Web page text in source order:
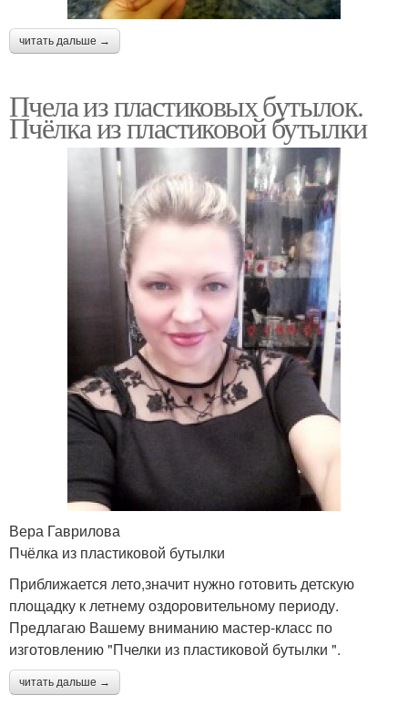
читать дальше →
Пчела из пластиковых бутылок.
Пчёлка из пластиковой бутылки
Вера Гаврилова
Пчёлка из пластиковой бутылки
Приближается лето,значит нужно готовить детскую
площадку к летнему оздоровительному периоду.
Предлагаю Вашему вниманию мастер-класс по
изготовлению "Пчелки из пластиковой бутылки ".
читать дальше →